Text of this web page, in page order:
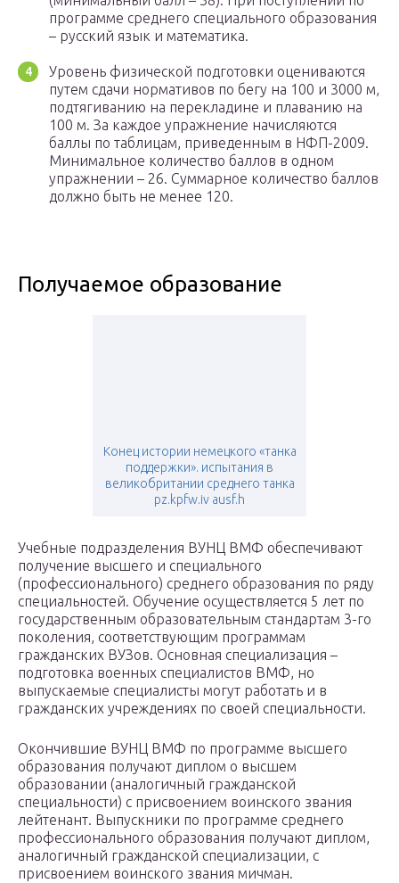
программе среднего специального образования
– русский язык и математика.
Уровень физической подготовки оцениваются
путем сдачи нормативов по бегу на 100 и 3000 м,
подтягиванию на перекладине и плаванию на
100 м. За каждое упражнение начисляются
баллы по таблицам, приведенным в НФП-2009.
Минимальное количество баллов в одном
упражнении – 26. Суммарное количество баллов
должно быть не менее 120.
Получаемое образование
Конец истории немецкого «танка
поддержки». испытания в
великобритании среднего танка
pz.kpfw.iv ausf.h
Учебные подразделения ВУНЦ ВМФ обеспечивают
получение высшего и специального
(профессионального) среднего образования по ряду
специальностей. Обучение осуществляется 5 лет по
государственным образовательным стандартам 3-го
поколения, соответствующим программам
гражданских ВУЗов. Основная специализация –
подготовка военных специалистов ВМФ, но
выпускаемые специалисты могут работать и в
гражданских учреждениях по своей специальности.
Окончившие ВУНЦ ВМФ по программе высшего
образования получают диплом о высшем
образовании (аналогичный гражданской
специальности) с присвоением воинского звания
лейтенант. Выпускники по программе среднего
профессионального образования получают диплом,
аналогичный гражданской специализации, с
присвоением воинского звания мичман.